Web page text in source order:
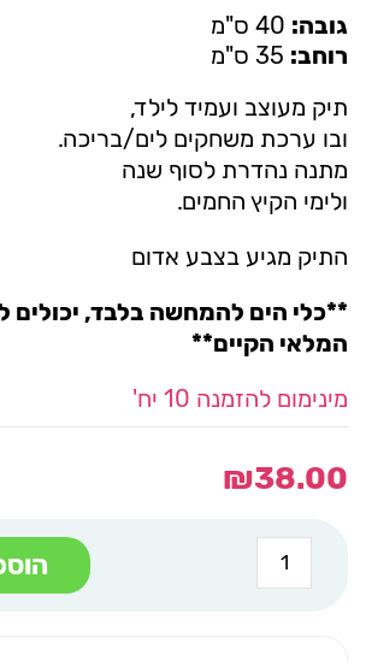
גובה:
רוחב:
תיק מעוצב ועמיד לילד,
ובו ערכת משחקים לים/בריכה.
מתנה נהדרת לסוף שנה
ולימי הקיץ החמים.
התיק מגיע בצבע אדום
**כלי הים להמחשה בלבד, יכולים
המלאי הקיים**
מינימום להזמנה 10 יח'
₪38.00
כמות
של
תיק